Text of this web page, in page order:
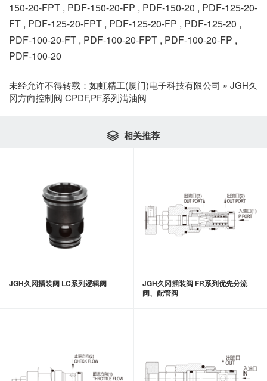
150-20-FPT , PDF-150-20-FP , PDF-150-20 , PDF-125-20-
FT , PDF-125-20-FPT , PDF-125-20-FP , PDF-125-20 ,
PDF-100-20-FT , PDF-100-20-FPT , PDF-100-20-FP ,
PDF-100-20
未经允许不得转载： 如虹精工(厦门)电子科技有限公司 » JGH久
冈方向控制阀 CPDF,PF系列满油阀
 相关推荐
JGH久冈插装阀 LC系列逻辑阀
JGH久冈插装阀 FR系列优先分流
阀、配管阀